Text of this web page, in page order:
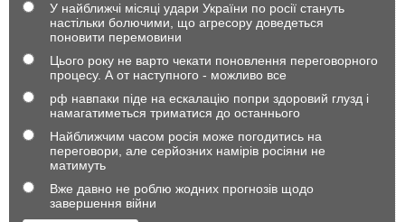
У найближчі місяці удари України по росії стануть
настільки болючими, що агресору доведеться
поновити перемовини
Цього року не варто чекати поновлення переговорного
процесу. А от наступного - можливо все
рф навпаки піде на ескалацію попри здоровий глузд і
намагатиметься триматися до останнього
Найближчим часом росія може погодитись на
переговори, але серйозних намірів росіяни не
матимуть
Вже давно не роблю жодних прогнозів щодо
завершення війни